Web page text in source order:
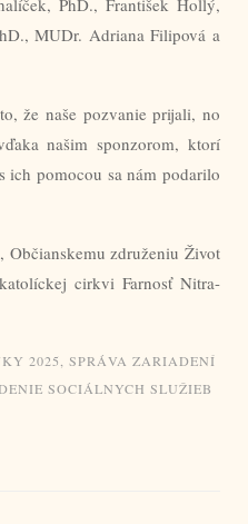
MUDr. Adriana Filipová a
že naše pozvanie prijali, no
našim sponzorom, ktorí
ich pomocou sa nám podarilo
združeniu Život
cirkvi Farnosť Nitra-
2025
SPRÁVA ZARIADENÍ
SOCIÁLNYCH SLUŽIEB